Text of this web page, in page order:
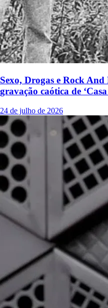
Sexo, Drogas e Rock
gravação caótica de
24 de julho de 2026